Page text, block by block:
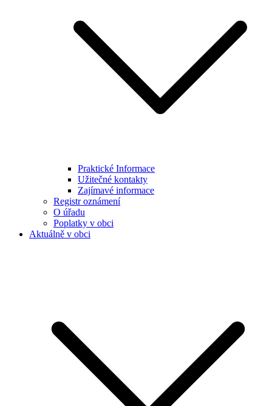
Praktické Informace
Užitečné kontakty
Zajímavé informace
Registr oznámení
O úřadu
Poplatky v obci
Aktuálně v obci